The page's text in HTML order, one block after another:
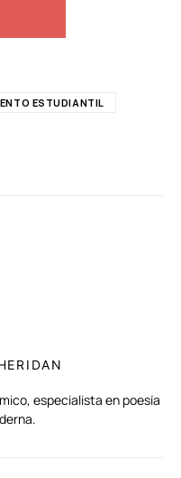
ESTUDIANTIL
especialista en poesía